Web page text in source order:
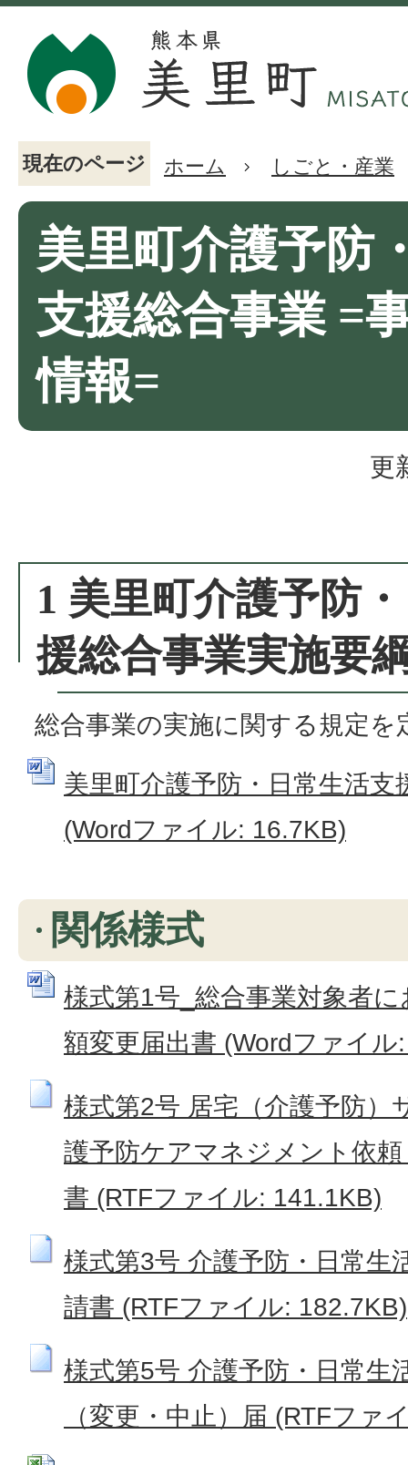
現在のページ ホーム しごと・産業
美里町介護予防
支援総合事業 =
情報=
更
1 美里町介護予防
援総合事業実施要
総合事業の実施に関する規定を
美里町介護予防・日常生活支
(Wordファイル: 16.7KB)
関係様式
様式第1号_総合事業対象者
額変更届出書 (Wordファイル
様式第2号 居宅（介護予防）
護予防ケアマネジメント依
書 (RTFファイル: 141.1KB)
様式第3号 介護予防・日常生
請書 (RTFファイル: 182.7KB)
様式第5号 介護予防・日常生
（変更・中止）届 (RTFファ